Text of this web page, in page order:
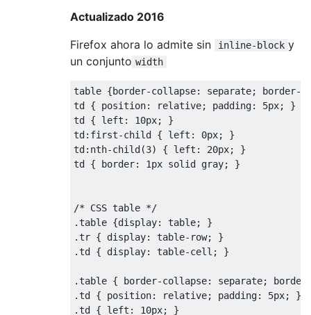
Actualizado 2016
Firefox ahora lo admite sin
inline-block y
un conjunto width
table {border-collapse: separate;
border-
td { position: relative; padding: 5px;
}
td { left : 10px;
}
td: first-child { left : 0px;
}
td: nth-child(3) { left : 20px;
}
td { border: 1px solid gray; }
/* CSS table */
.table {display: table;
}
.tr { display: table-row;
}
.td { display: table-cell ; }
.table { border-collapse: separate;
.td { position: relative; padding: 5px;
}
.td { left : 10px;
}